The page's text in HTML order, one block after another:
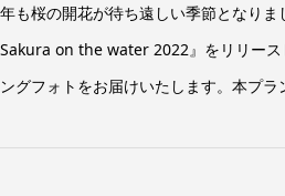
も桜の開花が待ち遠しい季節となり
Sakura on the water 2022』をリリー
グフォトをお届けいたします。本プ